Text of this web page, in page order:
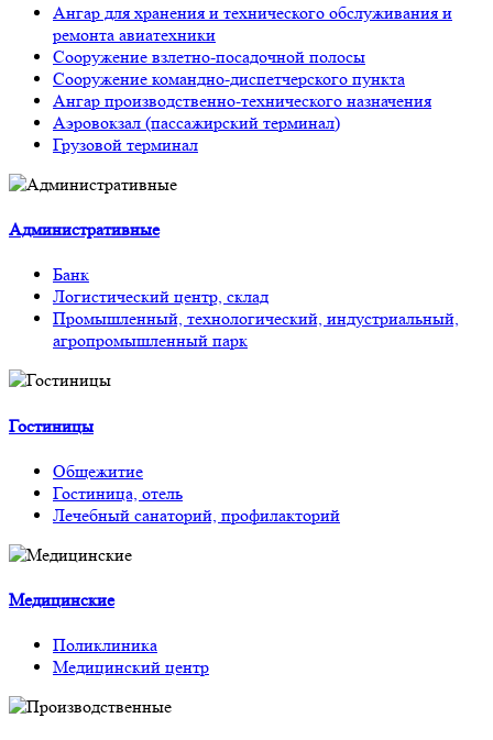
Ангар для хранения и технического обслуживания и
ремонта авиатехники
Сооружение взлетно-посадочной полосы
Сооружение командно-диспетчерского пункта
Ангар производственно-технического назначения
Аэровокзал (пассажирский терминал)
Грузовой терминал
Административные
Банк
Логистический центр, склад
Промышленный, технологический, индустриальный,
агропромышленный парк
Гостиницы
Общежитие
Гостиница, отель
Лечебный санаторий, профилакторий
Медицинские
Поликлиника
Медицинский центр